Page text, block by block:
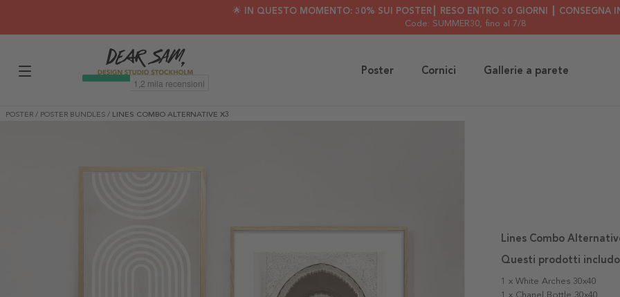
🌟 IN QUESTO MOMENTO: 30% SUI POSTER┃ RESO ENTRO 30 GIORNI ┃ CONSEGNA
Code: SUMMER30, fino al 7/8
Poster Cornici Gallerie a parete
POSTER / POSTER BUNDLES / LINES COMBO ALTERNATIVE X3
Questi prodotti
1 x White Arches 30x40
Lines Combo